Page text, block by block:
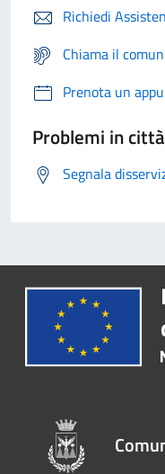
Richiedi
Chiama il
Prenota un
Problemi in città
Segnala